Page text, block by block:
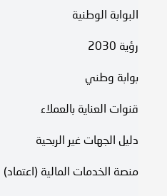
البوابة الوطنية
رؤية 2030
بوابة وطني
قنوات العناية بالعملاء
دليل الجهات غير الربحية
منصة الخدمات المالية (اعتماد)